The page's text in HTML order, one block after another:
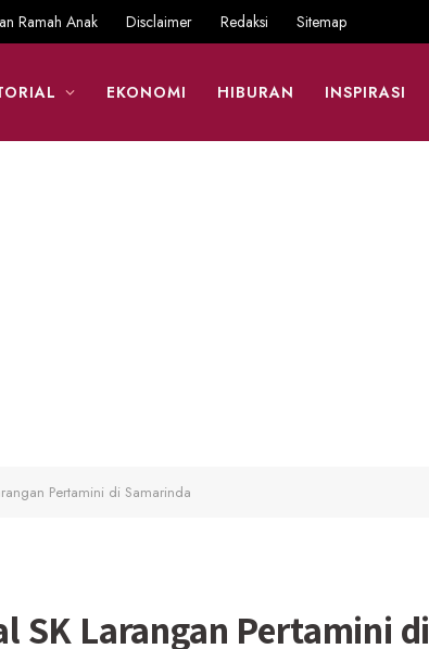
Ramah Anak Disclaimer Redaksi Sitemap
EKONOMI HIBURAN INSPIRASI
Pertamini di Samarinda
SK Larangan Pertamini di